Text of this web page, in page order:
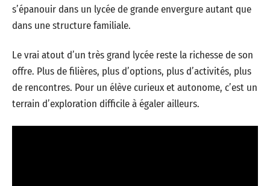
s’épanouir dans un lycée de grande envergure autant que
dans une structure familiale.
Le vrai atout d’un très grand lycée reste la richesse de son
offre. Plus de filières, plus d’options, plus d’activités, plus
de rencontres. Pour un élève curieux et autonome, c’est un
terrain d’exploration difficile à égaler ailleurs.